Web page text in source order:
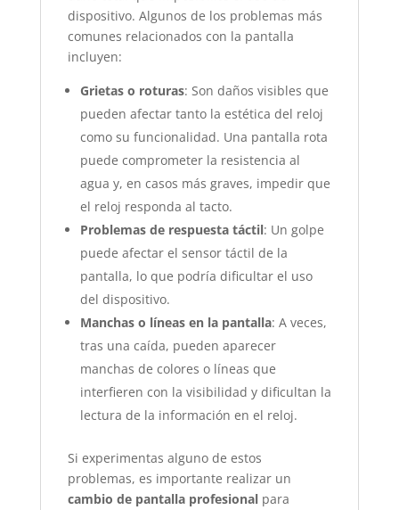
dispositivo. Algunos de los problemas más
comunes relacionados con la pantalla
incluyen:
Grietas o roturas: Son daños visibles que
pueden afectar tanto la estética del reloj
como su funcionalidad. Una pantalla rota
puede comprometer la resistencia al
agua y, en casos más graves, impedir que
el reloj responda al tacto.
Problemas de respuesta táctil: Un golpe
puede afectar el sensor táctil de la
pantalla, lo que podría dificultar el uso
del dispositivo.
Manchas o líneas en la pantalla: A veces,
tras una caída, pueden aparecer
manchas de colores o líneas que
interfieren con la visibilidad y dificultan la
lectura de la información en el reloj.
Si experimentas alguno de estos
problemas, es importante realizar un
cambio de pantalla profesionalpara